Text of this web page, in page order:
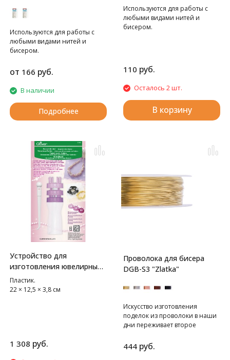
Используются для работы с
любыми видами нитей и
бисером.
от 166 руб.
В наличии
Подробнее
Используются для работы с
любыми видами нитей и
бисером.
110 руб.
Осталось 2 шт.
В корзину
Устройство для
изготовления ювелирных
изделий из бусин Clover
Пластик.
22 × 12,5 × 3,8 см
1 308 руб.
Проволока для бисера
DGB-S3 "Zlatka"
Искусство изготовления
поделок из проволоки в наши
дни переживает второе
техники можно создавать не
только такие украшения как
444 руб.